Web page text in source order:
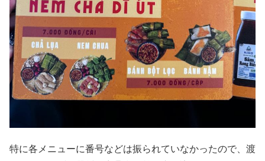
特に各メニューに番号などは振られていなかったので、渡